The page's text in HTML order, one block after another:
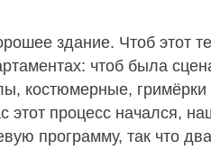
здание. Чтоб этот
чтоб была
костюмерные,
этот процесс начался,
программу, так что